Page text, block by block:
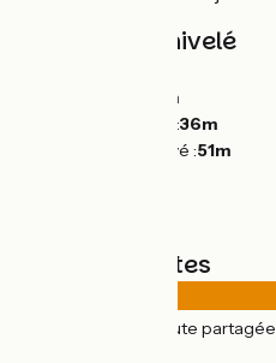
Pentes et dénivelé
20m
Point le plus bas :36m
Point le plus élevé :51m
Types de routes
(100%) Route partagée